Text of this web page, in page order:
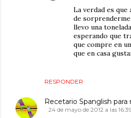
RESPONDER
La verdad es que
de sorprenderme
llevo una
esperando que
que compre en
que en casa
Recetario Spanglish para
24 de mayo de 2012 a las 16:39